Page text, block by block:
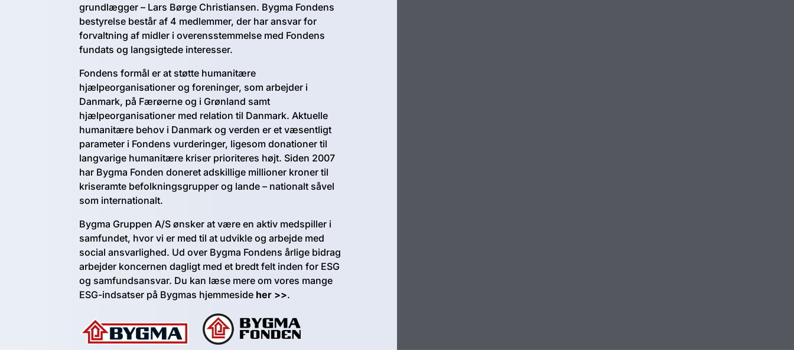
grundlægger – Lars Børge Christiansen. Bygma Fondens
bestyrelse består af 4 medlemmer, der har ansvar for
forvaltning af midler i overensstemmelse med Fondens
fundats og langsigtede interesser.
Fondens formål er at støtte humanitære
hjælpeorganisationer og foreninger, som arbejder i
Danmark, på Færøerne og i Grønland samt
hjælpeorganisationer med relation til Danmark. Aktuelle
humanitære behov i Danmark og verden er et væsentligt
parameter i Fondens vurderinger, ligesom donationer til
langvarige humanitære kriser prioriteres højt. Siden 2007
har Bygma Fonden doneret adskillige millioner kroner til
kriseramte befolkningsgrupper og lande – nationalt såvel
som internationalt.
Bygma Gruppen A/S ønsker at være en aktiv medspiller i
samfundet, hvor vi er med til at udvikle og arbejde med
social ansvarlighed. Ud over Bygma Fondens årlige bidrag
arbejder koncernen dagligt med et bredt felt inden for ESG
og samfundsansvar. Du kan læse mere om vores mange
ESG-indsatser på Bygmas hjemmeside her >>.